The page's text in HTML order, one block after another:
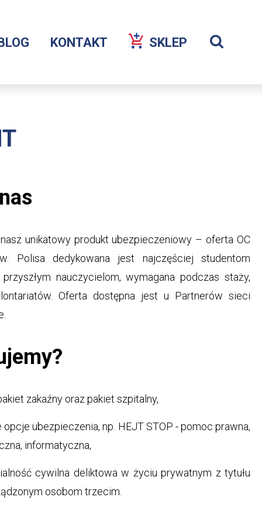
KONTAKT SKLEP
Wyświetl
unikatowy produkt ubezpieczeniowy – oferta OC
Polisa dedykowana jest najczęściej studentom
nauczycielom, wymagana podczas staży,
Oferta dostępna jest u Partnerów sieci
zakaźny oraz pakiet szpitalny,
ubezpieczenia, np. HEJT STOP - pomoc prawna,
informatyczna,
cywilna deliktowa w życiu prywatnym z tytułu
osobom trzecim.